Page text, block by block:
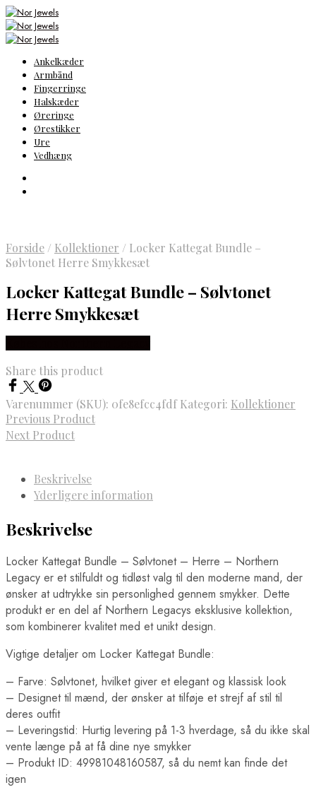
Ankelkæder
Armbånd
Fingerringe
Halskæder
Øreringe
Ørestikker
Ure
Vedhæng
Forside / Kollektioner / Locker Kattegat Bundle –
Sølvtonet Herre Smykkesæt
Locker Kattegat Bundle – Sølvtonet
Herre Smykkesæt
Share this product
Varenummer (SKU): 0fe8efcc4fdf Kategori: Kollektioner
Previous Product
Next Product
Beskrivelse
Yderligere information
Beskrivelse
Locker Kattegat Bundle – Sølvtonet – Herre – Northern
Legacy er et stilfuldt og tidløst valg til den moderne mand, der
ønsker at udtrykke sin personlighed gennem smykker. Dette
produkt er en del af Northern Legacys eksklusive kollektion,
som kombinerer kvalitet med et unikt design.
Vigtige detaljer om Locker Kattegat Bundle:
– Farve: Sølvtonet, hvilket giver et elegant og klassisk look
– Designet til mænd, der ønsker at tilføje et strejf af stil til
deres outfit
– Leveringstid: Hurtig levering på 1-3 hverdage, så du ikke skal
vente længe på at få dine nye smykker
– Produkt ID: 49981048160587, så du nemt kan finde det
igen